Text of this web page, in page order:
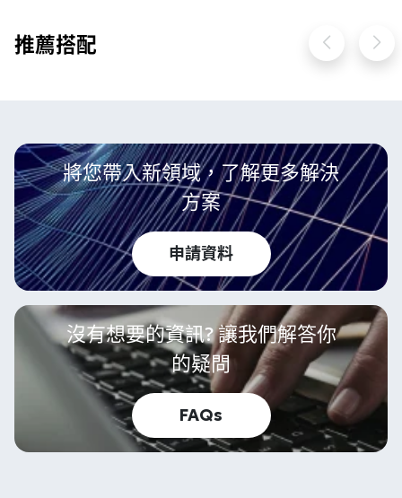
推薦搭配
將您帶入新領域，了解更多解決
方案
申請資料
沒有想要的資訊? 讓我們解答你
的疑問
FAQs